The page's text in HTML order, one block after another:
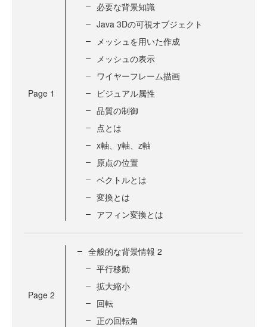
Page 1
必要な背景知識
Java 3Dの可視オブジェクト
メッシュを用いた作成
メッシュの表示
ワイヤーフレーム描画
ビジュアル属性
品質の制御
点とは
x軸、y軸、z軸
原点の位置
ベクトルとは
変換とは
アフィン変換とは
Page 2
全般的な背景情報 2
平行移動
拡大縮小
回転
正の回転角